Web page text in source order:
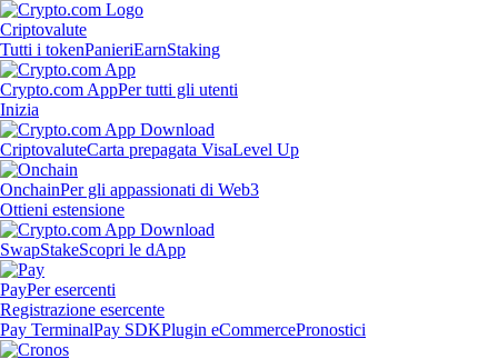
Criptovalute
Tutti i tokenPanieriEarnStaking
Crypto.com AppPer tutti gli utenti
Inizia
CriptovaluteCarta prepagata VisaLevel Up
OnchainPer gli appassionati di Web3
Ottieni estensione
SwapStakeScopri le dApp
PayPer esercenti
Registrazione esercente
Pay TerminalPay SDKPlugin eCommercePronostici